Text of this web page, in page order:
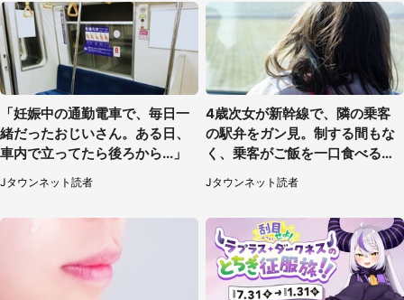
「妊娠中の通勤電車で、毎日一
緒だったおじいさん。ある日、
車内で立ってたら後ろから...」
Jタウンネット読者
4歳次女が新幹線で、隣の乗客
の駅弁をガン見。制する間もな
く、乗客がご飯を一口食べると
（茨城県・50代女性）
Jタウンネット読者